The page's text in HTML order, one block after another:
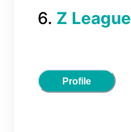
6. Z League
Profile